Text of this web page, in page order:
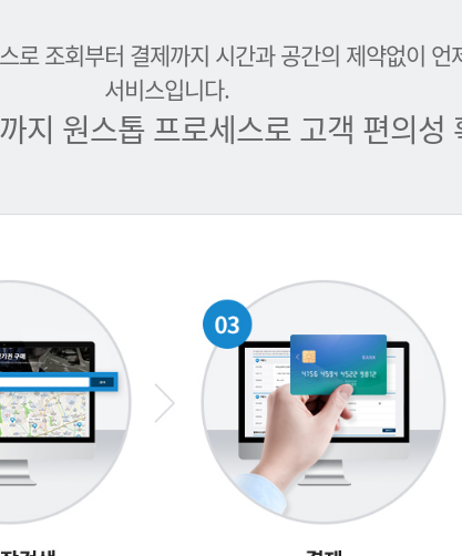
로 조회부터 결제까지 시간과 공간의 제약없이
서비스입니다.
지 원스톱 프로세스로 고객 편의성